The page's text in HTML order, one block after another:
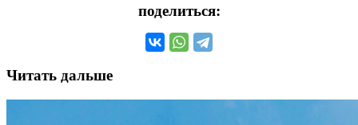
поделиться:
Читать дальше